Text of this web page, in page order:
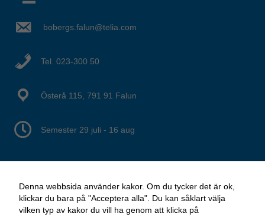
bobergs.falun@telia.com
Tel. 023-300 50
Österå 115, 791 91 Falun
Semester 29 juli - 16 aug
Granska dina inställningar
Denna webbsida använder kakor. Om du tycker det är ok,
klickar du bara på "Acceptera alla". Du kan såklart välja
vilken typ av kakor du vill ha genom att klicka på